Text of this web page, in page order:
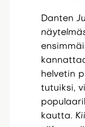
Danten
helvetin
tutuiksi,
kautta.